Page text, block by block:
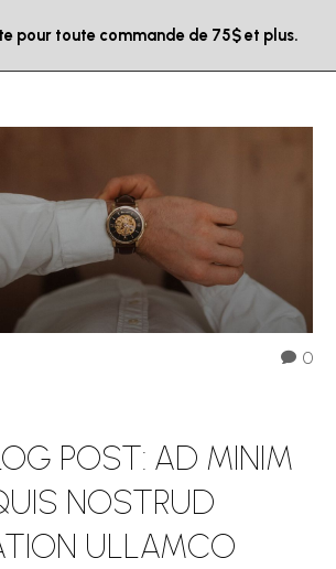
pour toute commande de 75$ et plus.
0
POST: AD MINIM
NOSTRUD
ULLAMCO